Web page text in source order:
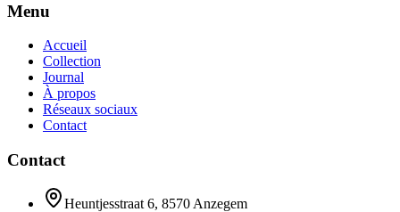
Menu
Accueil
Collection
Journal
À propos
Réseaux sociaux
Contact
Contact
Heuntjesstraat 6, 8570 Anzegem